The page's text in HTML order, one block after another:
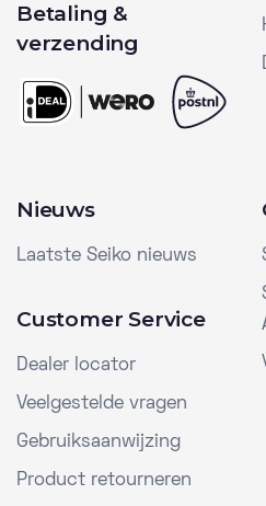
Betaling &
verzending
Nieuws
Laatste Seiko nieuws
Customer Service
Dealer locator
Veelgestelde vragen
Gebruiksaanwijzing
Product retourneren